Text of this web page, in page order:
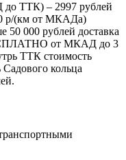
ТТК) – 2997 рублей
р/(км от МКАДа)
50 000 рублей доставка
от МКАД до 3
ТТК стоимость
кольца